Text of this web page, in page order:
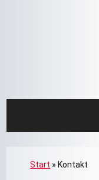
Start » Kontakt